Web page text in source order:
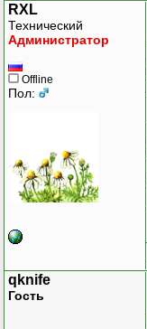
RXL
Технический
Администратор
Offline
Пол:
qknife
Гость